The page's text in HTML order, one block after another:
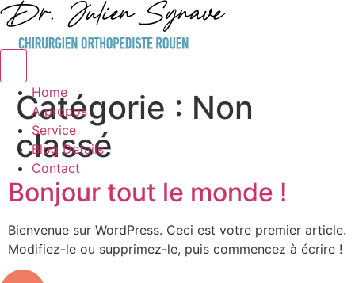
Home
A propos
Service
Blog Details
Contact
Catégorie : Non
classé
Bonjour tout le monde !
Bienvenue sur WordPress. Ceci est votre premier article.
Modifiez-le ou supprimez-le, puis commencez à écrire !